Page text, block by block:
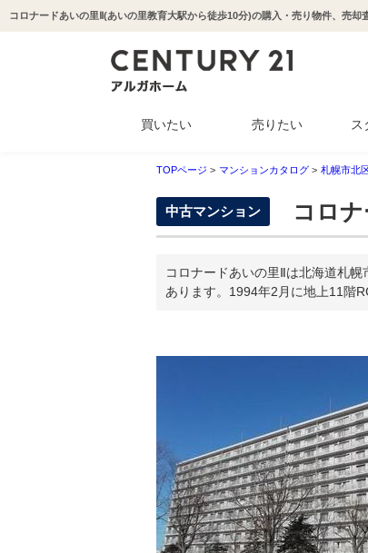
買いたい
新築一戸建て
中古一戸建て
中古マンション
土地
収益物件
売りたい ス
TOPページ > マンションカタログ > 札幌市北
中古マンション コロナ
コロナードあいの里Ⅱは北海道札
あります。1994年2月に地上11階